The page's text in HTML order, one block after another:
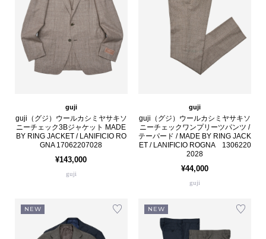
guji
guji（グジ）ウールカシミヤサキソ
ニーチェック3Bジャケット MADE
BY RING JACKET / LANIFICIO RO
GNA 17062207028
¥143,000
guji
guji
guji（グジ）ウールカシミヤサキソ
ニーチェックワンプリーツパンツ /
テーパード / MADE BY RING JACK
ET / LANIFICIO ROGNA 1306220
2028
¥44,000
guji
NEW NEW